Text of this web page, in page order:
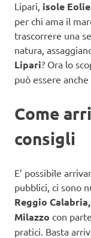
Lipari, isole Eolie
per chi ama il
trascorrere una
natura,
Lipari? Ora lo
può essere
Come
consigli
E’ possibile
pubblici, ci sono
Reggio
Milazzo con
pratici. Basta